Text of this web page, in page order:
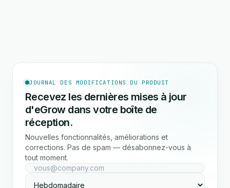
JOURNAL DES MODIFICATIONS DU PRODUIT
Recevez les dernières mises à jour
d'eGrow dans votre boîte de
réception.
Nouvelles fonctionnalités, améliorations et
corrections. Pas de spam — désabonnez-vous à
tout moment.